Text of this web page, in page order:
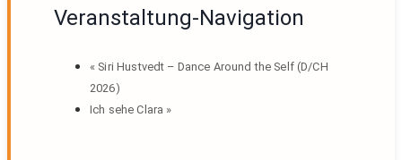
Veranstaltung-Navigation
« Siri Hustvedt – Dance Around the Self (D/CH
2026)
Ich sehe Clara »